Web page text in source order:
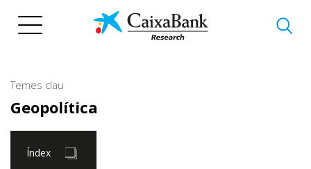
Temes clau
Geopolítica
Índex